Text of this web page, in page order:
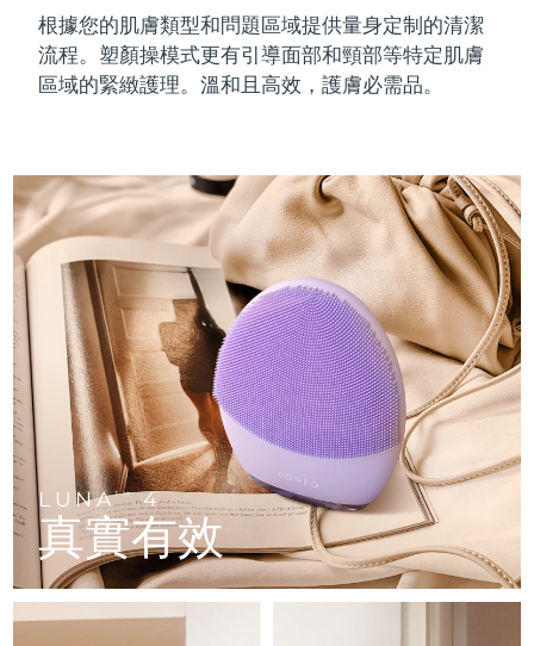
根據您的肌膚類型和問題區域提供量身定制的清潔
流程。塑顏操模式更有引導面部和頸部等特定肌膚
區域的緊緻護理。溫和且高效，護膚必需品。
LUNATM4
真實有效
LUNA™ 4 Plus
LUNA™ 4 Men
For men, anti-aging massage
LUNA™ 4 mini
For young skin, T-zone
LUNA™ 4 go
For travel or gym bag
LUNA™護膚
Premium cleansers & balm
BEAR™ 2 go
BEAR™ 2 eyes & lips
Microcurrent line smoothing device
面部提拉護理
Premium anti-aging skincare
BEAR™ 設備
All premium facelift devices
補水保濕
UFO™ 3 套裝
UFO™ 3 LED
Near-infrared and red light therapy
device
UFO™ 3 mini
Red light therapy device for young skin
UFO™ 3 go
Portable red light therapy
面膜
Rejuvenation & hydration
口腔護理
issa™ 4
issa™ 4 plus
Smart hybrid silicone sonic toothbrush
issa™ 4 smile
Hybrid silicone sonic toothbrush
issa™ 4 baby
For ages 0-3
issa™ Teeth Whitening Set
抗老
FAQ™ 101
Clinical anti-aging
FAQ™ 102
Advanced clinical anti-aging
FAQ™ 103
Luxurious clinical anti-aging set
LED 護理
NEW
FAQ™ 201
LED mask
FAQ™ 202
LED mask
FAQ™ 211
Anti-aging neck & décolleté LED mask
生髮
FAQ™ 301
LED hair strengthening scalp massager
FAQ™ Scalp Serum
Scalp recovery probiotic serum
肌膚年輕化
NEW
FAQ™ 501
Full-Spectrum Red Light Therapy
FAQ™ 502
Full-Spectrum Red Light Therapy
保健品
NEW
專業治療
波士尼亞與赫塞哥維納 預計送達日期13/08/2026
汶萊 預計送達日期15/08/2026
加拿大 預計送達日期14/08/2026
智利 預計送達日期 14/08/2026
中國 預計送達日期10/08/2026
哥倫比亞 預計送達日期14/08/2026
克羅埃西亞 預計送達日期10/08/2026
賽普勒斯 預計送達日期11/08/2026
捷克 預計送達日期10/08/2026
丹麥 預計送達日期10/08/2026